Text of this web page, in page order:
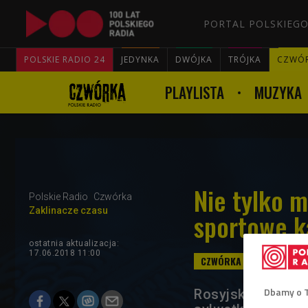
PORTAL
POLSKIE RADIO 24 JEDYNKA DWÓJKA TRÓJKA
PLAYLISTA MUZYKA
Polskie Radio
Czwórka
Zaklinacze czasu
Nie tylko
sportowe
ostatnia aktualizacja:
17.06.2018 11:00
Rosyjski mundial
Dbamy o